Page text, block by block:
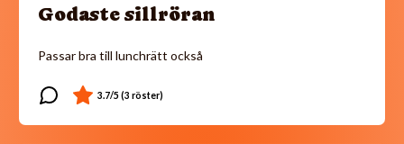
Godaste sillröran
Passar bra till lunchrätt också